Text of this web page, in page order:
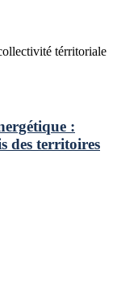
térritoriale
:
des territoires